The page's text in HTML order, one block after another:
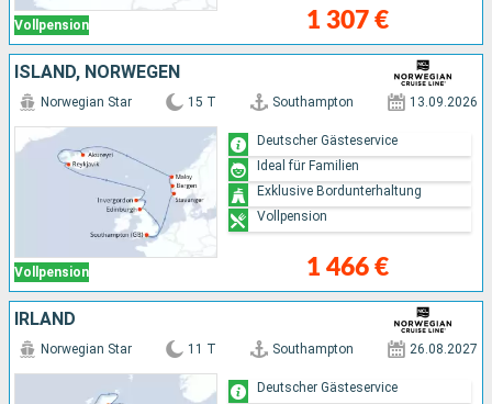
Vollpension 1 307 €
ISLAND, NORWEGEN
Vollpension
Norwegian Star 15 T Southampton 13.09.2026
1 466 €
Deutscher Gästeservice
Ideal für Familien
Exklusive Bordunterhaltung
Vollpension
IRLAND
Norwegian Star 11 T Southampton 26.08.2027
Deutscher Gästeservice